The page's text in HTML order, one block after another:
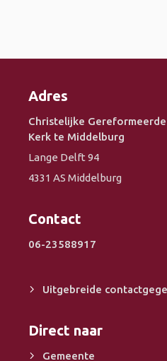
Adres
Christelijke Gereformeerde
Kerk te Middelburg
Lange Delft 94
4331 AS Middelburg
Contact
06-23588917
Uitgebreide
Direct naar
Gemeente